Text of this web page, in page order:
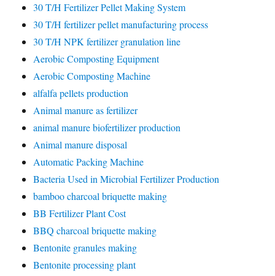
30 T/H Fertilizer Pellet Making System
30 T/H fertilizer pellet manufacturing process
30 T/H NPK fertilizer granulation line
Aerobic Composting Equipment
Aerobic Composting Machine
alfalfa pellets production
Animal manure as fertilizer
animal manure biofertilizer production
Animal manure disposal
Automatic Packing Machine
Bacteria Used in Microbial Fertilizer Production
bamboo charcoal briquette making
BB Fertilizer Plant Cost
BBQ charcoal briquette making
Bentonite granules making
Bentonite processing plant